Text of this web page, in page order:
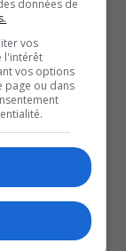
données de
vos
l'intérêt
vos options
page ou dans